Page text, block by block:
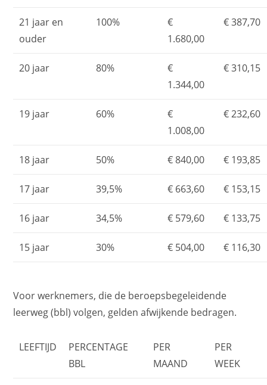
21 jaar en
ouder
100%
€
1.680,00
€ 387,70
20 jaar 80%
€
1.344,00
€ 310,15
19 jaar 60%
€
1.008,00
€ 232,60
18 jaar 50% € 840,00 € 193,85
17 jaar 39,5% € 663,60 € 153,15
16 jaar 34,5% € 579,60 € 133,75
15 jaar 30% € 504,00 € 116,30
Voor werknemers, die de beroepsbegeleidende
leerweg (bbl) volgen, gelden afwijkende bedragen.
LEEFTIJD
PERCENTAGE
BBL
PER
MAAND
PER
WEEK